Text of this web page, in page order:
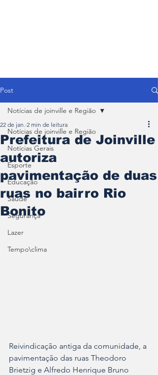
Post
Notícias de joinville e Região
Notícias Gerais
Esporte
Educação
Saúde
Segurança
Lazer
Tempo\clima
Notícias de joinville e Região
Prefeitura de Joinville
autoriza
pavimentação de duas
ruas no bairro Rio
Bonito
22 de jan. 2 min de leitura
Reivindicação antiga da comunidade, a
pavimentação das ruas Theodoro
Brietzig e Alfredo Henrique Bruno